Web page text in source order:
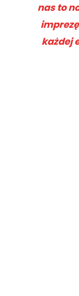
nas to
każdej